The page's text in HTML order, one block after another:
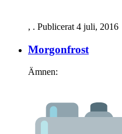
, . Publicerat 4 juli, 2016
Morgonfrost
Ämnen: